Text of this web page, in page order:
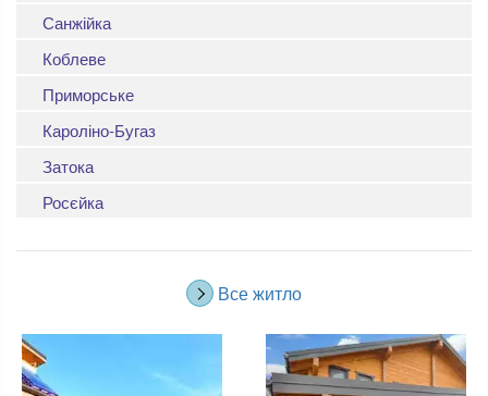
Санжійка
Коблеве
Приморське
Кароліно-Бугаз
Затока
Росєйка
Все житло